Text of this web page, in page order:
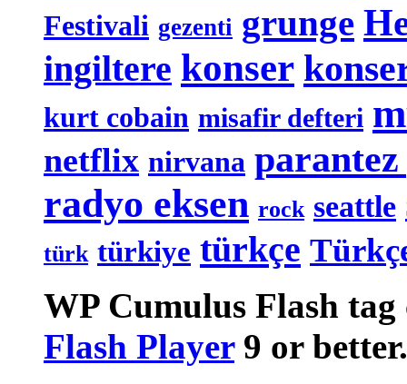
Festivali gezenti grunge
ingiltere konser
kurt cobain misafir defteri
netflix nirvana parantez
radyo eksen rock seattle
türk türkiye türkçe
WP Cumulus Flash
Flash Player9 or better.